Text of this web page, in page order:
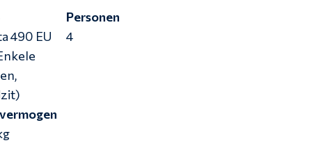
490 EU
Personen
4